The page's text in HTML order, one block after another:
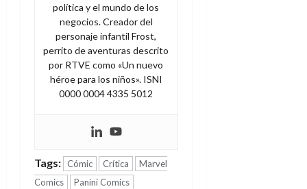
política y el mundo de los
negocios. Creador del
personaje infantil Frost,
perrito de aventuras descrito
por RTVE como «Un nuevo
héroe para los niños». ISNI
0000 0004 4335 5012
Tags: Cómic Crítica
Marvel
Comics
Panini Comics